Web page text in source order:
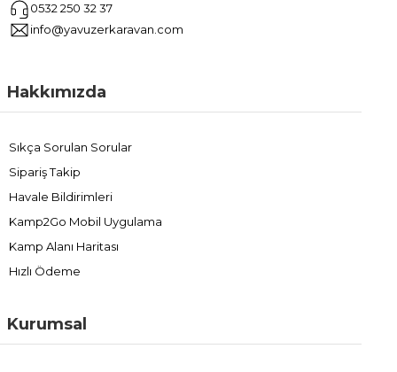
0532 250 32 37
info@yavuzerkaravan.com
Hakkımızda
Sıkça Sorulan Sorular
Sipariş Takip
Havale Bildirimleri
Kamp2Go Mobil Uygulama
Kamp Alanı Haritası
Hızlı Ödeme
Kurumsal